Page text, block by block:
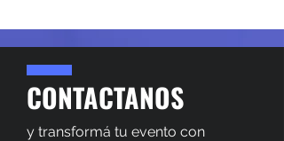
CONTACTANOS
y transformá tu evento con